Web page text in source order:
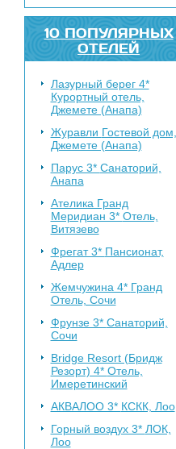
10 ПОПУЛЯРНЫХ
ОТЕЛЕЙ
Лазурный берег 4*
Курортный отель,
Джемете (Анапа)
Журавли Гостевой дом,
Джемете (Анапа)
Парус 3* Санаторий,
Анапа
Ателика Гранд
Меридиан 3* Отель,
Витязево
Фрегат 3* Пансионат,
Адлер
Жемчужина 4* Гранд
Отель, Сочи
Фрунзе 3* Санаторий,
Сочи
Bridge Resort (Бридж
Резорт) 4* Отель,
Имеретинский
АКВАЛОО 3* КСКК, Лоо
Горный воздух 3* ЛОК,
Лоо